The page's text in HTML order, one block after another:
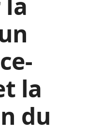
la
du